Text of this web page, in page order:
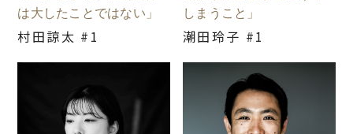
は大したことではない」
村田諒太 #1
しまうこと」
潮田玲子 #1